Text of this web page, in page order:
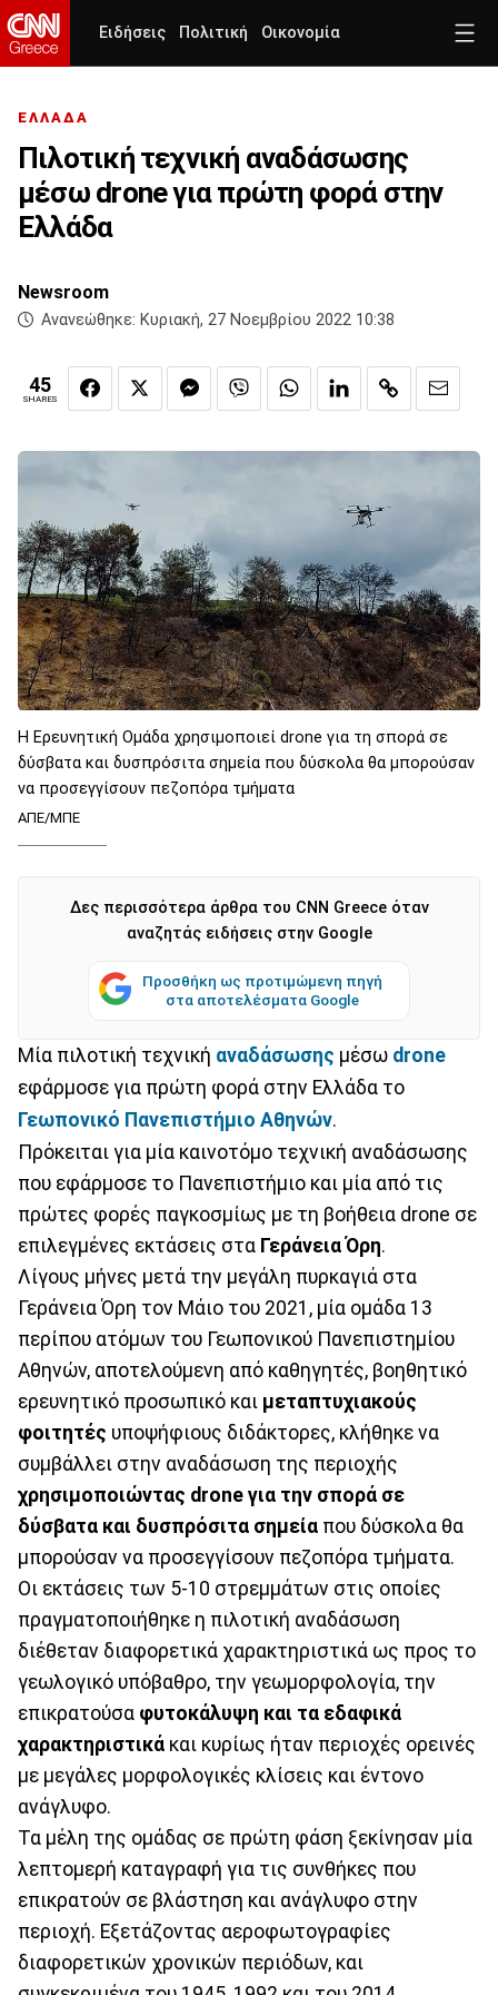
Ειδήσεις Πολιτική Οικονομία
ΕΛΛΑΔΑ
Πιλοτική τεχνική αναδάσωσης
μέσω drone για πρώτη φορά στην
Ελλάδα
Newsroom
Ανανεώθηκε: Κυριακή, 27 Νοεμβρίου 2022 10:38
45
SHARES
Η Ερευνητική Ομάδα χρησιμοποιεί drone για τη σπορά σε
δύσβατα και δυσπρόσιτα σημεία που δύσκολα θα μπορούσαν
να προσεγγίσουν πεζοπόρα τμήματα
ΑΠΕ/ΜΠΕ
Δες περισσότερα άρθρα του CNN Greece όταν
αναζητάς ειδήσεις στην Google
Προσθήκη ως προτιμώμενη πηγή
στα αποτελέσματα Google
Μία πιλοτική τεχνική αναδάσωσης μέσω drone
εφάρμοσε για πρώτη φορά στην Ελλάδα το
Γεωπονικό Πανεπιστήμιο Αθηνών.
Πρόκειται για μία καινοτόμο τεχνική αναδάσωσης
που εφάρμοσε το Πανεπιστήμιο και μία από τις
πρώτες φορές παγκοσμίως με τη βοήθεια drone σε
επιλεγμένες εκτάσεις στα Γεράνεια Όρη.
Λίγους μήνες μετά την μεγάλη πυρκαγιά στα
Γεράνεια Όρη τον Μάιο του 2021, μία ομάδα 13
περίπου ατόμων του Γεωπονικού Πανεπιστημίου
Αθηνών, αποτελούμενη από καθηγητές, βοηθητικό
ερευνητικό προσωπικό και μεταπτυχιακούς
φοιτητές υποψήφιους διδάκτορες, κλήθηκε να
συμβάλλει στην αναδάσωση της περιοχής
χρησιμοποιώντας drone για την σπορά σε
δύσβατα και δυσπρόσιτα σημεία που δύσκολα θα
μπορούσαν να προσεγγίσουν πεζοπόρα τμήματα.
Οι εκτάσεις των 5-10 στρεμμάτων στις οποίες
πραγματοποιήθηκε η πιλοτική αναδάσωση
διέθεταν διαφορετικά χαρακτηριστικά ως προς το
γεωλογικό υπόβαθρο, την γεωμορφολογία, την
επικρατούσα φυτοκάλυψη και τα εδαφικά
χαρακτηριστικά και κυρίως ήταν περιοχές ορεινές
με μεγάλες μορφολογικές κλίσεις και έντονο
ανάγλυφο.
Τα μέλη της ομάδας σε πρώτη φάση ξεκίνησαν μία
λεπτομερή καταγραφή για τις συνθήκες που
επικρατούν σε βλάστηση και ανάγλυφο στην
περιοχή. Εξετάζοντας αεροφωτογραφίες
διαφορετικών χρονικών περιόδων, και